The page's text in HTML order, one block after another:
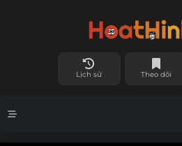
Lịch sử Theo dõi